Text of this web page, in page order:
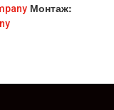
Монтаж: